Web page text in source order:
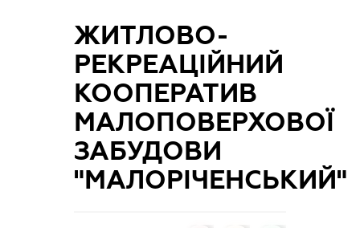
ЖИТЛОВО-
РЕКРЕАЦІЙНИЙ
КООПЕРАТИВ
МАЛОПОВЕРХОВОЇ
ЗАБУДОВИ
"МАЛОРІЧЕНСЬКИЙ"